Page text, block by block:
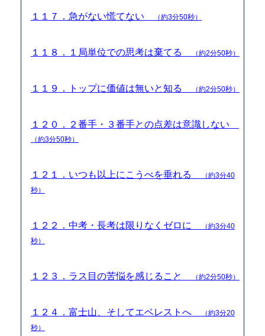
１１７．急がない慌てない （約3分50秒）
１１８．１局単位での思考は棄てる （約2分50秒）
１１９．トップに価値は無いと知る （約2分50秒）
１２０．２番手・３番手との点差は意識しない
（約3分50秒）
１２１．いつも以上にこうべを垂れる
（約3分40
秒）
１２２．中考・長考は限りなくゼロに
（約3分40
秒）
１２３．ラス目の苦悩を感じること （約2分50秒）
１２４．富士山、そしてエベレストへ
（約3分20
秒）